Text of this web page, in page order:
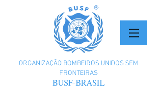
ORGANIZAÇÃO BOMBEIROS UNIDOS SEM
FRONTEIRAS
BUSF-BRASIL